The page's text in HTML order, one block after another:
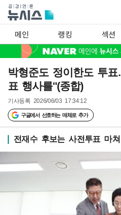
메인 랭킹 섹션
박형준도 정이한도 투
표 행사를"(종합)
기사등록 2026/06/03 17:34:12
구글에서 선호하는 매체로 추가
전재수 후보는 사전투표 마쳐